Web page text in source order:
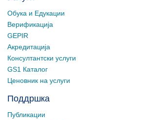
Обука и Едукации
Верификација
GEPIR
Акредитација
Консултантски услуги
GS1 Каталог
Ценовник на услуги
Поддршка
Публикации